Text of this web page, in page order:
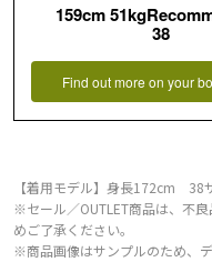
159cm
38
Find out more on your
【着用モデル】身長172cm 38
※セール／OUTLET商品は、不
めご了承ください。
※商品画像はサンプルのため、